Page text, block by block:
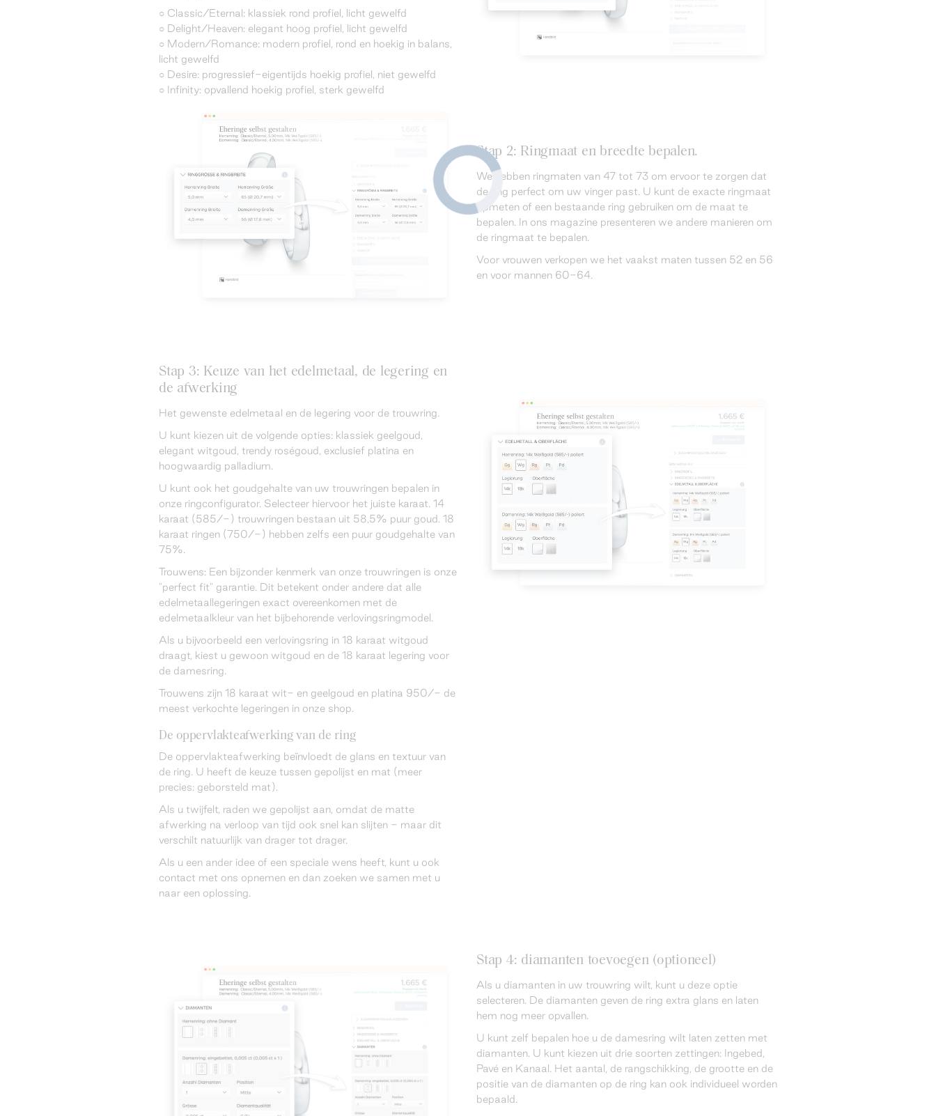
○ Classic/Eternal: klassiek rond profiel, licht gewelfd
○ Delight/Heaven: elegant hoog profiel, licht gewelfd
○ Modern/Romance: modern profiel, rond en hoekig in balans,
licht gewelfd
○ Desire: progressief-eigentijds hoekig profiel, niet gewelfd
○ Infinity: opvallend hoekig profiel, sterk gewelfd
Stap 2: Ringmaat en breedte bepalen.
We hebben ringmaten van 47 tot 73 om ervoor te zorgen dat
de ring perfect om uw vinger past. U kunt de exacte ringmaat
opmeten of een bestaande ring gebruiken om de maat te
bepalen. In ons magazine presenteren we andere manieren om
de ringmaat te bepalen.
Voor vrouwen verkopen we het vaakst maten tussen 52 en 56
en voor mannen 60-64.
Stap 3: Keuze van het edelmetaal, de legering en
de afwerking
Het gewenste edelmetaal en de legering voor de trouwring.
U kunt kiezen uit de volgende opties: klassiek geelgoud,
elegant witgoud, trendy roségoud, exclusief platina en
hoogwaardig palladium.
U kunt ook het goudgehalte van uw trouwringen bepalen in
onze ringconfigurator. Selecteer hiervoor het juiste karaat. 14
karaat (585/-) trouwringen bestaan uit 58,5% puur goud. 18
karaat ringen (750/-) hebben zelfs een puur goudgehalte van
75%.
Trouwens: Een bijzonder kenmerk van onze trouwringen is onze
"perfect fit" garantie. Dit betekent onder andere dat alle
edelmetaallegeringen exact overeenkomen met de
edelmetaalkleur van het bijbehorende verlovingsringmodel.
Als u bijvoorbeeld een verlovingsring in 18 karaat witgoud
draagt, kiest u gewoon witgoud en de 18 karaat legering voor
de damesring.
Trouwens zijn 18 karaat wit- en geelgoud en platina 950/- de
meest verkochte legeringen in onze shop.
De oppervlakteafwerking van de ring
De oppervlakteafwerking beïnvloedt de glans en textuur van
de ring. U heeft de keuze tussen gepolijst en mat (meer
precies: geborsteld mat).
Als u twijfelt, raden we gepolijst aan, omdat de matte
afwerking na verloop van tijd ook snel kan slijten - maar dit
verschilt natuurlijk van drager tot drager.
Als u een ander idee of een speciale wens heeft, kunt u ook
contact met ons opnemen en dan zoeken we samen met u
naar een oplossing.
Stap 4: diamanten toevoegen (optioneel)
Als u diamanten in uw trouwring wilt, kunt u deze optie
selecteren. De diamanten geven de ring extra glans en laten
hem nog meer opvallen.
U kunt zelf bepalen hoe u de damesring wilt laten zetten met
diamanten. U kunt kiezen uit drie soorten zettingen: Ingebed,
Pavé en Kanaal. Het aantal, de rangschikking, de grootte en de
positie van de diamanten op de ring kan ook individueel worden
bepaald.